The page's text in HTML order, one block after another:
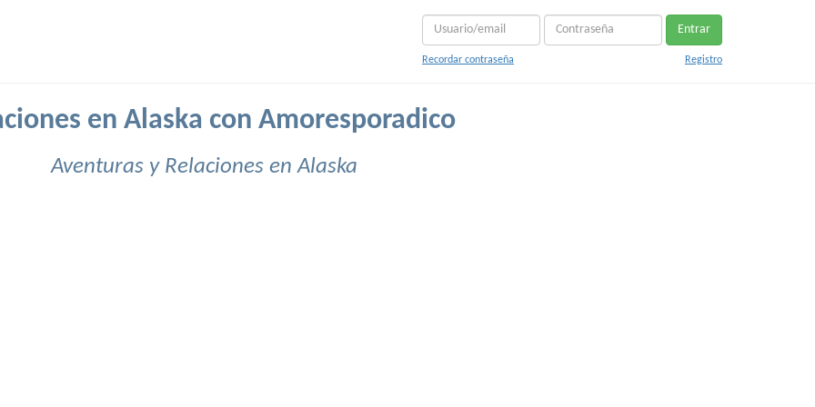
Entrar
Recordar contraseña Registro
en Alaska con Amoresporadico
Aventuras y Relaciones en Alaska